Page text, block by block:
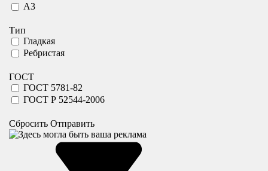
А3
Тип
Гладкая
Ребристая
ГОСТ
ГОСТ 5781-82
ГОСТ Р 52544-2006
Сбросить Отправить